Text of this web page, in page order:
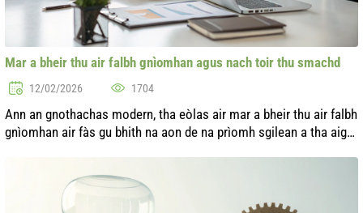
Mar a bheir thu air falbh gnìomhan agus nach toir thu smachd
12/02/2026 1704
Ann an gnothachas modern, tha eòlas air mar a bheir thu air falbh
gnìomhan air fàs gu bhith na aon de na prìomh sgilean a tha aig